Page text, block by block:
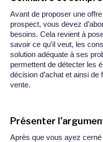
Avant de proposer une
prospect, vous devez
besoins. Cela revient à
savoir ce qu’il veut, les
solution adéquate à ses
permettent de détecter les
décision d’achat et ainsi
vente.
Présenter
Après que vous ayez